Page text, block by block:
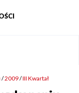
2009 III Kwartał